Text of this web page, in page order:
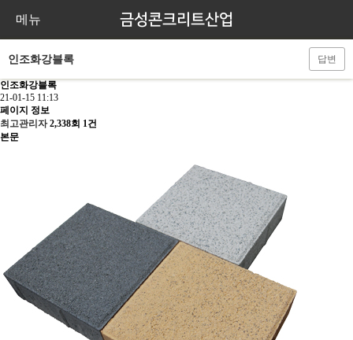
금성콘크리트산업
메뉴
인조화강블록 답변
인조화강블록
21-01-15 11:13
페이지 정보
최고관리자 2,338회 1건
본문